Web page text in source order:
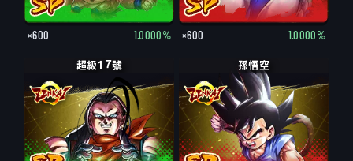
×600 1.0000% ×600 1.0000%
超級17號 孫悟空